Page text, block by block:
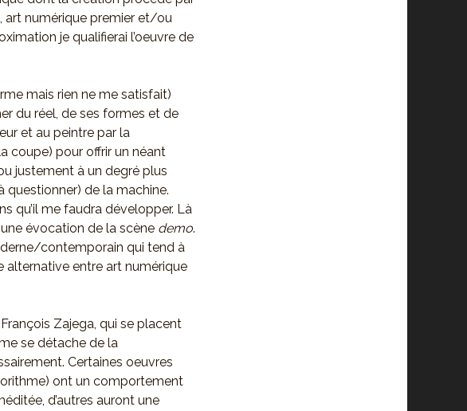
art numérique premier et/ou
je qualifierai l’oeuvre de
mais rien ne me satisfait)
du réel, de ses formes et de
et au peintre par la
coupe) pour offrir un néant
justement à un degré plus
questionner) de la machine.
qu’il me faudra développer. Là
évocation de la scène demo.
contemporain qui tend à
alternative entre art numérique
Zajega, qui se placent
se détache de la
Certaines oeuvres
ont un comportement
d’autres auront une